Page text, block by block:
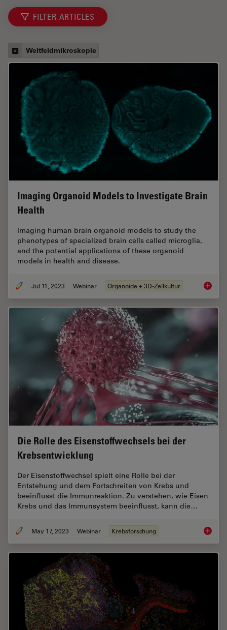
FILTER ARTICLES
Weitfeldmikroskopie
Imaging Organoid Models to Investigate Brain
Health
Imaging human brain organoid models to study the
phenotypes of specialized brain cells called microglia,
and the potential applications of these organoid
models in health and disease.
Jul 11, 2023 Webinar Organoide + 3D-Zellkultur
Die Rolle des Eisenstoffwechsels bei der
Krebsentwicklung
Der Eisenstoffwechsel spielt eine Rolle bei der
Entstehung und dem Fortschreiten von Krebs und
beeinflusst die Immunreaktion. Zu verstehen, wie Eisen
Krebs und das Immunsystem beeinflusst, kann die…
May 17, 2023 Webinar Krebsforschung Die